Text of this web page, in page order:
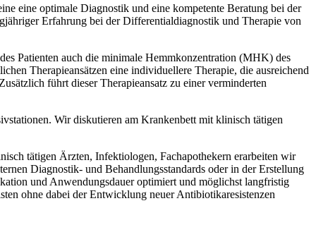
eine optimale Diagnostik und eine kompetente Beratung bei der
Erfahrung bei der Differentialdiagnostik und Therapie von
Patienten auch die minimale Hemmkonzentration (MHK) des
Therapieansätzen eine individuellere Therapie, die ausreichend
führt dieser Therapieansatz zu einer verminderten
Wir diskutieren am Krankenbett mit klinisch tätigen
tätigen Ärzten, Infektiologen, Fachapothekern erarbeiten wir
Diagnostik- und Behandlungsstandards oder in der Erstellung
und Anwendungsdauer optimiert und möglichst langfristig
ohne dabei der Entwicklung neuer Antibiotikaresistenzen